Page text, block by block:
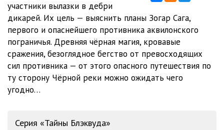
участники вылазки в дебри
дикарей. Их цель — выяснить планы Зогар Сага,
первого и опаснейшего противника аквилонского
пограничья. Древняя чёрная магия, кровавые
сражения, безоглядное бегство от превосходящих
сил противника — от этого опасного путешествия по
ту сторону Чёрной реки можно ожидать чего
угодно…
Серия «Тайны Блэквуда»